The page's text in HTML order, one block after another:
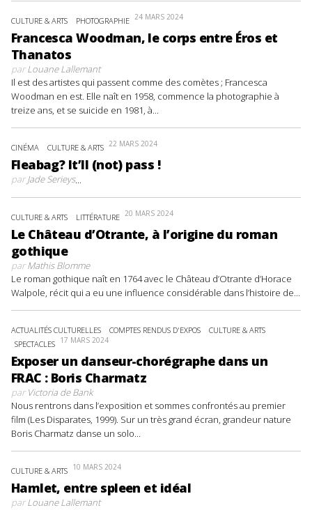
CULTURE & ARTS PHOTOGRAPHIE 24 MARS 2024
Francesca Woodman, le corps entre Éros et
Thanatos
parLouane Lallemant
Il est des artistes qui passent comme des comètes ; Francesca
Woodman en est. Elle naît en 1958, commence la photographie à
treize ans, et se suicide en 1981, à...
CINÉMA CULTURE & ARTS 22 MARS 2024
Fleabag? It’ll (not) pass !
parJade Serieys...
CULTURE & ARTS LITTÉRATURE 20 MARS 2024
Le Château d’Otrante, à l’origine du roman
gothique
parMathis Blomme
Le roman gothique naît en 1764 avec le Château d’Otrante d’Horace
Walpole, récit qui a eu une influence considérable dans l’histoire de...
ACTUALITÉS CULTURELLES COMPTES RENDUS D'EXPOS
CULTURE & ARTS
SPECTACLES 17 MARS 2024
Exposer un danseur-chorégraphe dans un
FRAC : Boris Charmatz
parVictoria de Bank
Nous rentrons dans l’exposition et sommes confrontés au premier
film (Les Disparates, 1999). Sur un très grand écran, grandeur nature
Boris Charmatz danse un solo...
CULTURE & ARTS 10 MARS 2024
Hamlet, entre spleen et idéal
parLouane Lallemant